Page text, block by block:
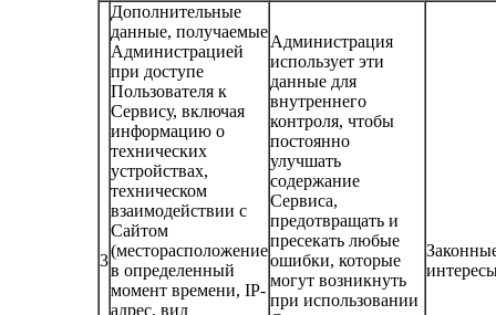
3
Дополнительные
данные, получаемые
Администрацией
при доступе
Пользователя к
Сервису, включая
информацию о
технических
устройствах,
техническом
взаимодействии с
Сайтом
(месторасположение
в определенный
момент времени, IP-
адрес, вид
Администрация
использует эти
данные для
внутреннего
контроля, чтобы
постоянно
улучшать
содержание
Сервиса,
предотвращать и
пресекать любые
ошибки, которые
могут возникнуть
при использовании